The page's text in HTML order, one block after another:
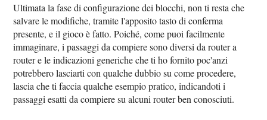
Ultimata la fase di configurazione dei blocchi, non ti resta che
salvare le modifiche, tramite l'apposito tasto di conferma
presente, e il gioco è fatto. Poiché, come puoi facilmente
immaginare, i passaggi da compiere sono diversi da router a
router e le indicazioni generiche che ti ho fornito poc'anzi
potrebbero lasciarti con qualche dubbio su come procedere,
lascia che ti faccia qualche esempio pratico, indicandoti i
passaggi esatti da compiere su alcuni router ben conosciuti.